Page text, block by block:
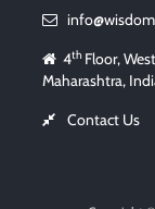
4th Floor,
Maharashtra,
Contact Us